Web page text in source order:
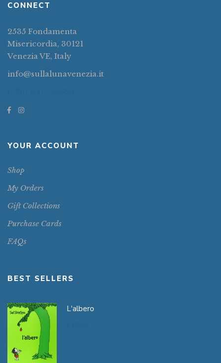
CONNECT
2535 Fondamenta
Misericordia, 30121
Venezia VE, Italy
info@sullalunavenezia.it
YOUR ACCOUNT
Shop
My Orders
Gift Collections
Purchase Cards
FAQs
BEST SELLERS
L'albero